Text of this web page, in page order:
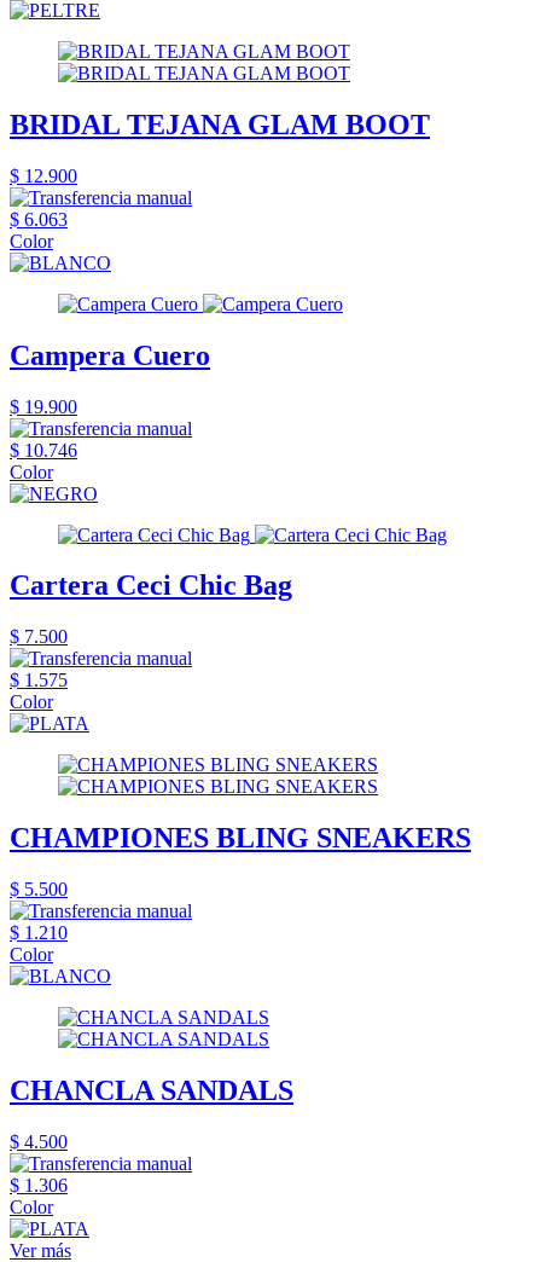
BRIDAL TEJANA GLAM BOOT
$ 12.900
$ 6.063
Color
Campera Cuero
$ 19.900
$ 10.746
Color
Cartera Ceci Chic Bag
$ 7.500
$ 1.575
Color
CHAMPIONES BLING SNEAKERS
$ 5.500
$ 1.210
Color
CHANCLA SANDALS
$ 4.500
$ 1.306
Color
Ver más